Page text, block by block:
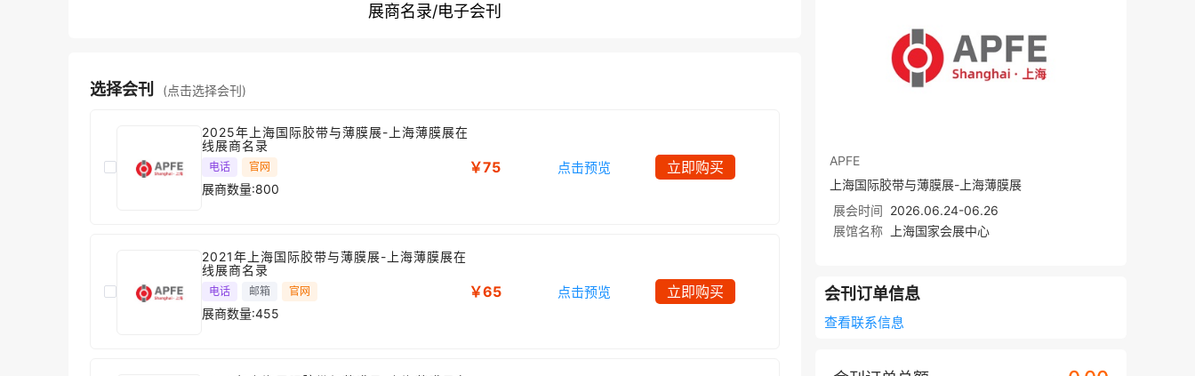
展商名录/电子会刊
选择会刊 (点击选择会刊)
2025年上海国际胶带与薄膜展-上海薄膜展在
线展商名录
电话 官网
展商数量:800
￥75 点击预览 立即购买
2021年上海国际胶带与薄膜展-上海薄膜展在
线展商名录
电话 邮箱 官网
展商数量:455
￥65 点击预览 立即购买
APFE
上海国际胶带与薄膜展-上海薄膜展
展会时间 2026.06.24-06.26
展馆名称
上海国家会展中心
会刊订单信息
查看联系信息